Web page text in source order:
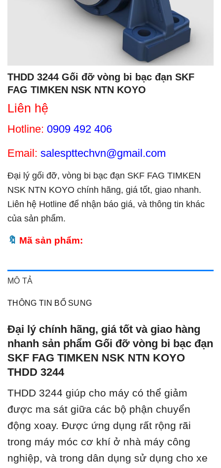
THDD 3244 Gối đỡ vòng bi bạc đạn SKF
FAG TIMKEN NSK NTN KOYO
Liên hệ
Hotline: 0909 492 406
Email: salespttechvn@gmail.com
Đại lý gối đỡ, vòng bi bạc đạn SKF FAG TIMKEN
NSK NTN KOYO chính hãng, giá tốt, giao nhanh.
Liên hệ Hotline để nhận báo giá, và thông tin khác
của sản phẩm.
Mã sản phẩm:
MÔ TẢ
THÔNG TIN BỔ SUNG
Đại lý chính hãng, giá tốt và giao hàng
nhanh sản phẩm Gối đỡ vòng bi bạc đạn
SKF FAG TIMKEN NSK NTN KOYO
THDD 3244
THDD 3244 giúp cho máy có thể giảm
được ma sát giữa các bộ phận chuyển
động xoay. Được ứng dụng rất rộng rãi
trong máy móc cơ khí ở nhà máy công
nghiệp, và trong dân dụng sử dụng cho xe